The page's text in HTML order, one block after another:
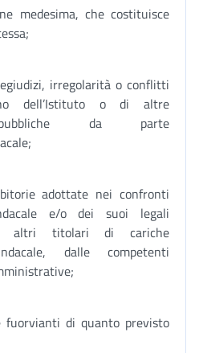
medesima, che costituisce
irregolarità o conflitti
dell’Istituto o di altre
pubbliche da parte
adottate nei confronti
e/o dei suoi legali
altri titolari di cariche
dalle competenti
di quanto previsto